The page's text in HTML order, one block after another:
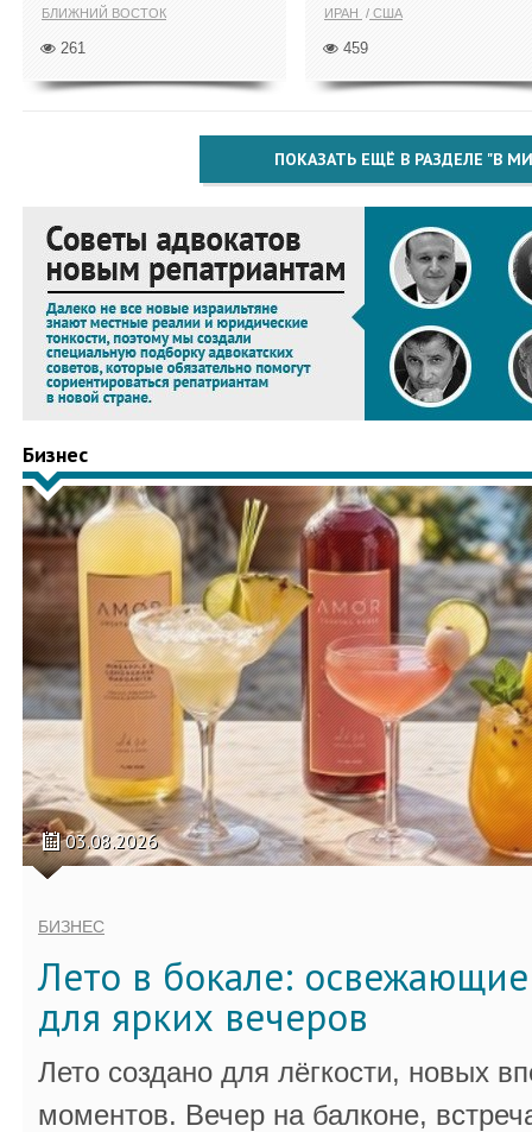
БЛИЖНИЙ ВОСТОК
261
ИРАН США
459
ПОКАЗАТЬ ЕЩЁ В РАЗДЕЛЕ "В
Бизнес
03.08.2026
БИЗНЕС
Лето в бокале:
для ярких вечеров
Лето создано для лёгкости, новых
моментов. Вечер на балконе,